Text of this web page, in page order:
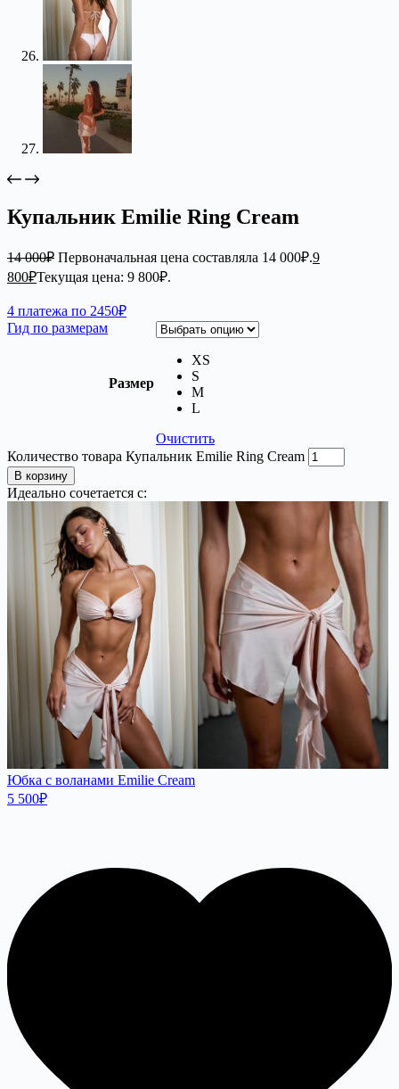
Купальник Emilie Ring Cream
14 000₽ Первоначальная цена составляла 14 000₽.9
800₽Текущая цена: 9 800₽.
4 платежа по 2450₽
Гид по размерам
Размер
XS
S
M
L
Очистить
Количество товара Купальник Emilie Ring Cream
В корзину
Идеально сочетается с:
Юбка с воланами Emilie Cream
5 500₽